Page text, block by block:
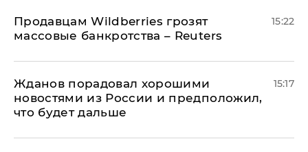
Продавцам Wildberries грозят
массовые банкротства – Reuters
15:22
Жданов порадовал хорошими
новостями из России и предположил,
что будет дальше
15:17